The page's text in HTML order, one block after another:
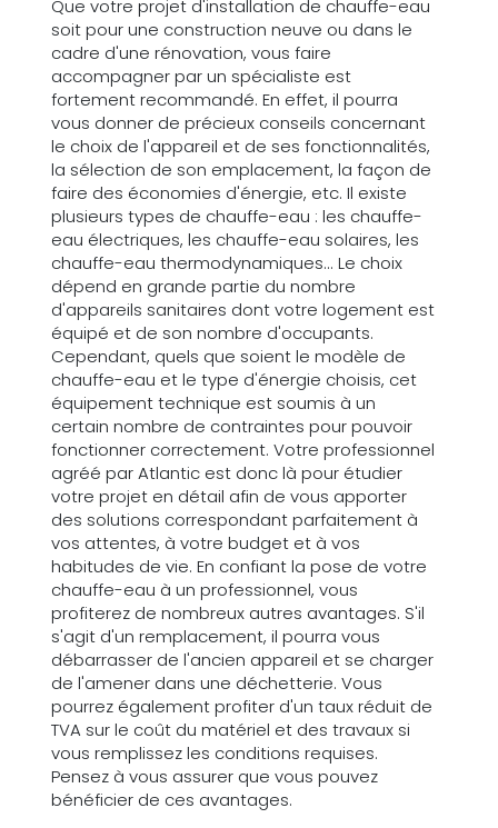
Que votre projet d'installation de chauffe-eau
soit pour une construction neuve ou dans le
cadre d'une rénovation, vous faire
accompagner par un spécialiste est
fortement recommandé. En effet, il pourra
vous donner de précieux conseils concernant
le choix de l'appareil et de ses fonctionnalités,
la sélection de son emplacement, la façon de
faire des économies d'énergie, etc. Il existe
plusieurs types de chauffe-eau : les chauffe-
eau électriques, les chauffe-eau solaires, les
chauffe-eau thermodynamiques... Le choix
dépend en grande partie du nombre
d'appareils sanitaires dont votre logement est
équipé et de son nombre d'occupants.
Cependant, quels que soient le modèle de
chauffe-eau et le type d'énergie choisis, cet
équipement technique est soumis à un
certain nombre de contraintes pour pouvoir
fonctionner correctement. Votre professionnel
agréé par Atlantic est donc là pour étudier
votre projet en détail afin de vous apporter
des solutions correspondant parfaitement à
vos attentes, à votre budget et à vos
habitudes de vie. En confiant la pose de votre
chauffe-eau à un professionnel, vous
profiterez de nombreux autres avantages. S'il
s'agit d'un remplacement, il pourra vous
débarrasser de l'ancien appareil et se charger
de l'amener dans une déchetterie. Vous
pourrez également profiter d'un taux réduit de
TVA sur le coût du matériel et des travaux si
vous remplissez les conditions requises.
Pensez à vous assurer que vous pouvez
bénéficier de ces avantages.